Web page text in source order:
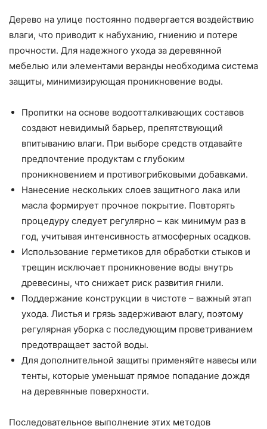
Дерево на улице постоянно подвергается воздействию
влаги, что приводит к набуханию, гниению и потере
прочности. Для надежного ухода за деревянной
мебелью или элементами веранды необходима система
защиты, минимизирующая проникновение воды.
Пропитки на основе водоотталкивающих составов
создают невидимый барьер, препятствующий
впитыванию влаги. При выборе средств отдавайте
предпочтение продуктам с глубоким
проникновением и противогрибковыми добавками.
Нанесение нескольких слоев защитного лака или
масла формирует прочное покрытие. Повторять
процедуру следует регулярно – как минимум раз в
год, учитывая интенсивность атмосферных осадков.
Использование герметиков для обработки стыков и
трещин исключает проникновение воды внутрь
древесины, что снижает риск развития гнили.
Поддержание конструкции в чистоте – важный этап
ухода. Листья и грязь задерживают влагу, поэтому
регулярная уборка с последующим проветриванием
предотвращает застой воды.
Для дополнительной защиты применяйте навесы или
тенты, которые уменьшат прямое попадание дождя
на деревянные поверхности.
Последовательное выполнение этих методов